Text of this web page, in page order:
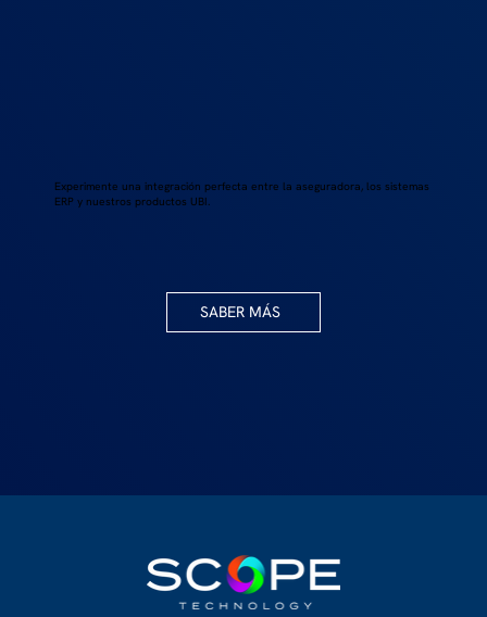
Experimente una integración perfecta entre la aseguradora, los sistemas
ERP y nuestros productos UBI.
SABER MÁS